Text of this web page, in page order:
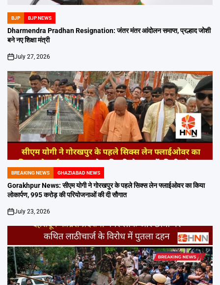
POSTED
IN
BJP BJP NEWS
Dharmendra Pradhan Resignation: जंतर मंतर आंदोलन समाप्त, प्रल्हाद जोशी
बने नए शिक्षा मंत्री
on
July 27, 2026
POSTED
IN
BREAKING NEWS GHAZIABAD NEWS
Gorakhpur News: सीएम योगी ने गोरखपुर के पहले सिक्स लेन फ्लाईओवर का किया
लोकार्पण, 995 करोड़ की परियोजनाओं की दी सौगात
on
July 23, 2026